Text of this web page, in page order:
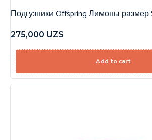
Подгузники Offspring Лимоны размер
275,000 UZS
Add to cart